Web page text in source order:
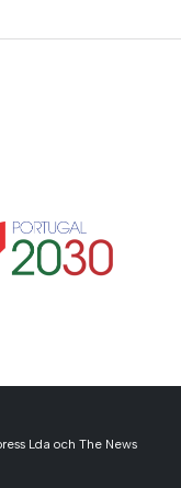
Lda och The News